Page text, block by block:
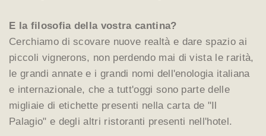
E la filosofia della vostra cantina?
Cerchiamo di scovare nuove realtà e dare spazio ai
piccoli vignerons, non perdendo mai di vista le rarità,
le grandi annate e i grandi nomi dell'enologia italiana
e internazionale, che a tutt'oggi sono parte delle
migliaie di etichette presenti nella carta de "Il
Palagio" e degli altri ristoranti presenti nell'hotel.